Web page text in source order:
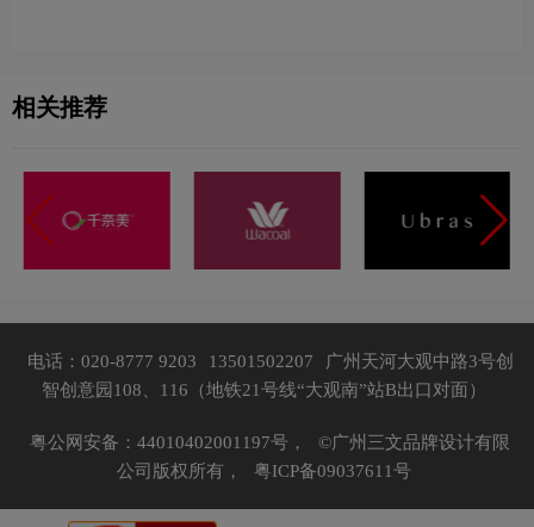
相关推荐
电话：020-8777 9203 13501502207
广州天河大观中路3号创
智创意园108、116（地铁21号线“大观南”站B出口对面）
粤公网安备：44010402001197号，
©广州三文品牌设计有限
公司版权所有，
粤ICP备09037611号